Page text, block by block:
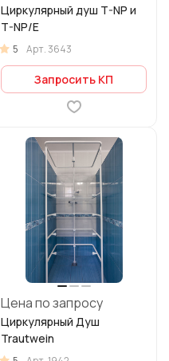
Циркулярный душ T-NP и
T-NP/E
5 Арт.3643
Запросить КП
Цена по запросу
Циркулярный Душ
Trautwein